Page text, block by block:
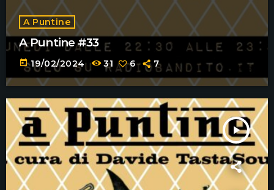
A Puntine
A Puntine #33
today 19/02/2024 31 6 7
play_arrow